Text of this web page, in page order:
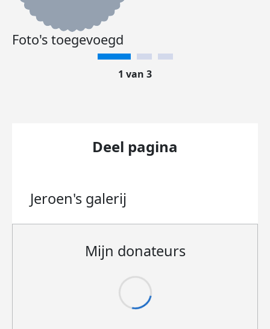
Foto's toegevoegd
1 van 3
Deel pagina
Jeroen's galerij
Mijn donateurs